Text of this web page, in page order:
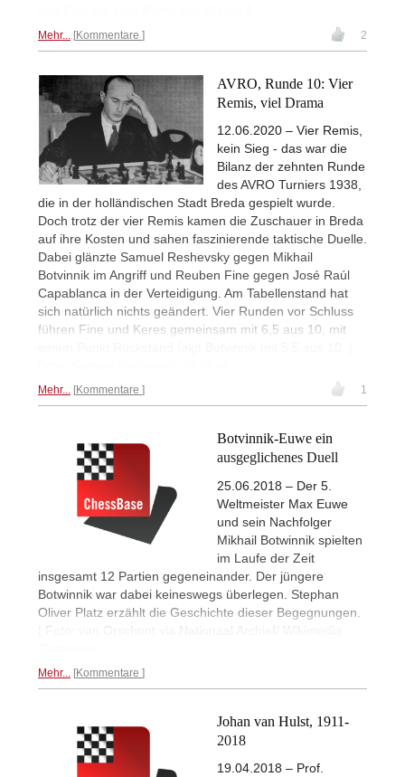
Mehr... Kommentare 2
AVRO, Runde 10: Vier
Remis, viel Drama
12.06.2020 – Vier Remis,
kein Sieg - das war die
Bilanz der zehnten Runde
des AVRO Turniers 1938,
die in der holländischen Stadt Breda gespielt wurde.
Doch trotz der vier Remis kamen die Zuschauer in Breda
auf ihre Kosten und sahen faszinierende taktische Duelle.
Dabei glänzte Samuel Reshevsky gegen Mikhail
Botvinnik im Angriff und Reuben Fine gegen José Raúl
Capablanca in der Verteidigung. Am Tabellenstand hat
sich natürlich nichts geändert. Vier Runden vor Schluss
führen Fine und Keres gemeinsam mit 6,5 aus 10, mit
Mehr... Kommentare 1
Botvinnik-Euwe ein
ausgeglichenes Duell
25.06.2018 – Der 5.
Weltmeister Max Euwe
und sein Nachfolger
Mikhail Botwinnik spielten
im Laufe der Zeit
insgesamt 12 Partien gegeneinander. Der jüngere
Botwinnik war dabei keineswegs überlegen. Stephan
Oliver Platz erzählt die Geschichte dieser Begegnungen.
| Foto: van Orschoot via Nationaal Archief/ Wikimedia
Mehr... Kommentare
Johan van Hulst, 1911-
2018
19.04.2018 – Prof.